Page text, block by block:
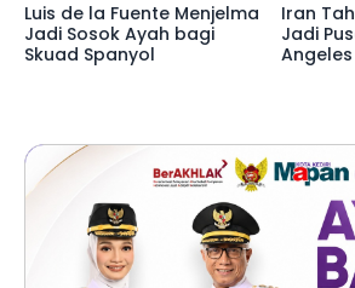
Luis de la Fuente Menjelma
Jadi Sosok Ayah bagi
Skuad Spanyol
Iran
Jadi
Angeles